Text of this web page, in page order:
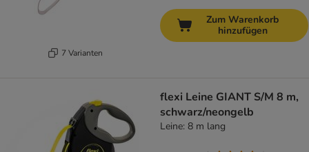
7 Varianten
Zum Warenkorb
hinzufügen
flexi Leine GIANT S/M 8 m,
schwarz/neongelb
Leine: 8 m lang